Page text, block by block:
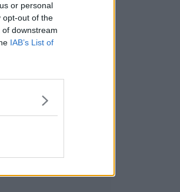
or personal
opt-out of the
downstream
IAB’s List of